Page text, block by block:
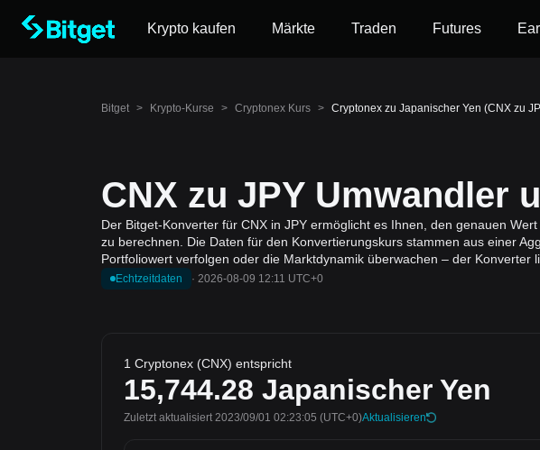
Krypto kaufen Märkte Traden Futures
Bitget > Krypto-Kurse > Cryptonex Kurs > Cryptonex zu Japanischer Yen (CNX zu
CNX zu JPY Umwandler
Der Bitget-Konverter für CNX in JPY ermöglicht es Ihnen, den genauen
zu berechnen. Die Daten für den Konvertierungskurs stammen aus einer
Portfoliowert verfolgen oder die Marktdynamik überwachen – der Konverter
Echtzeitdaten · 2026-08-09 12:11 UTC+0
1 Cryptonex (CNX) entspricht
15,744.28 Japanischer Yen
Zuletzt aktualisiert 2023/09/01 02:23:05 (UTC+0)Aktualisieren